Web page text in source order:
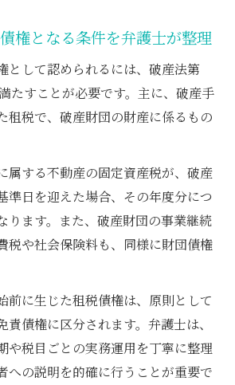
権となる条件を弁護士が整理
として認められるには、破産法第
たすことが必要です。主に、破産手
租税で、破産財団の財産に係るもの
属する不動産の固定資産税が、破産
準日を迎えた場合、その年度分につ
ります。また、破産財団の事業継続
税や社会保険料も、同様に財団債権
前に生じた租税債権は、原則として
債権に区分されます。弁護士は、
や税目ごとの実務運用を丁寧に整理
への説明を的確に行うことが重要で